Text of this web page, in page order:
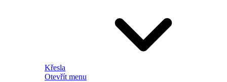
Křesla
Otevřít menu